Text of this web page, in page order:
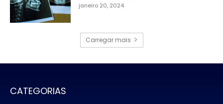
janeiro 20, 2024
Carregar mais
CATEGORIAS